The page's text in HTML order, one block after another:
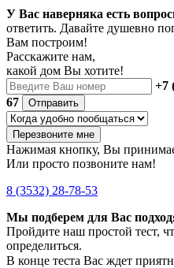
У Вас наверняка есть
ответить. Давайте душевно
Вам построим!
Расскажите нам,
какой дом Вы хотите!
+7
67
Отправить
Перезвоните мне
Нажимая кнопку, Вы
Или просто позвоните нам!
8 (3532) 28-78-53
Мы подберем для Вас
Пройдите наш простой тест,
определиться.
В конце теста Вас ждет